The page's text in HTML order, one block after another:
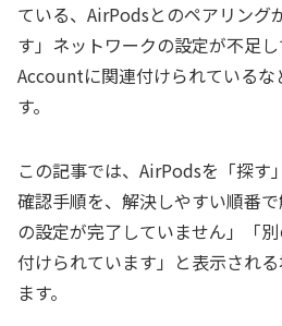
ている、AirPodsとのペアリング
す」ネットワークの設定が不足
Accountに関連付けられているな
す。
この記事では、AirPodsを「探す
確認手順を、解決しやすい順番
の設定が完了していません」「
付けられています」と表示され
ます。